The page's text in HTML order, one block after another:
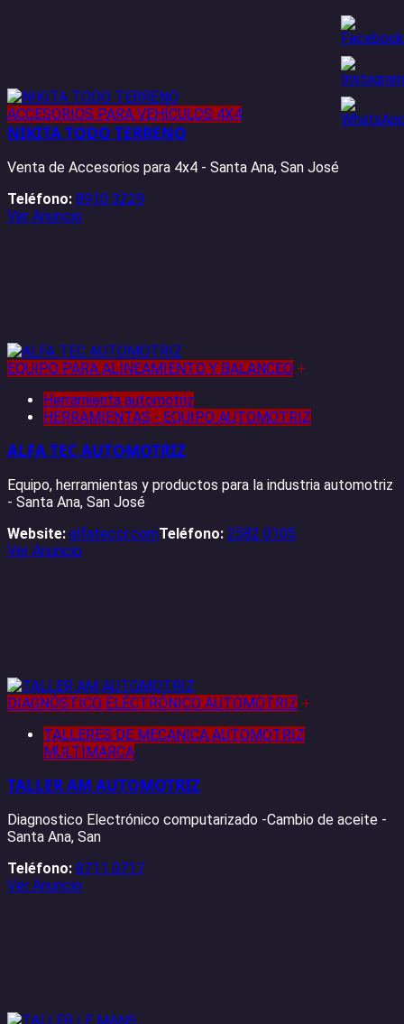
ACCESORIOS PARA VEHÍCULOS 4X4
NIKITA TODO TERRENO
Venta de Accesorios para 4x4 - Santa Ana, San José
Teléfono: 8910 3229
Ver Anuncio
EQUIPO PARA ALINEAMIENTO Y BALANCEO +
Herramienta automotriz
HERRAMIENTAS - EQUIPO AUTOMOTRIZ
ALFA TEC AUTOMOTRIZ
Equipo, herramientas y productos para la industria automotriz
- Santa Ana, San José
Website: alfateccr.comTeléfono: 2582 0105
Ver Anuncio
DIAGNÓSTICO ELÉCTRÓNICO AUTOMOTRIZ +
TALLERES DE MECANICA AUTOMOTRIZ
MULTIMARCA
TALLER AM AUTOMOTRIZ
Diagnostico Electrónico computarizado -Cambio de aceite -
Santa Ana, San
Teléfono: 8711 0717
Ver Anuncio